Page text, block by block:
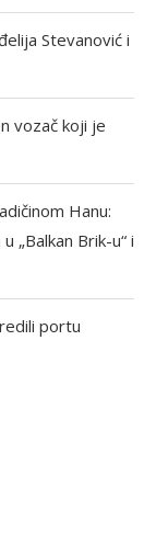
Stevanović i
vozač koji je
Hanu:
„Balkan Brik-u“ i
portu